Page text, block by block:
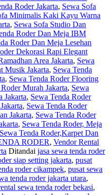
Roder Jakarta, Sewa Sofa
Minimalis Kaki Kayu Warna
, Sewa Sofa Studio Dan
Roder Dan Meja IBM
Roder Dan Meja Lesehan
Dekorasi Rapi Elegant
Area Jakarta, Sewa
Musik Jakarta, Sewa Tenda
, Sewa Tenda Roder Flooring
Murah Jakarta, Sewa
Jakarta, Sewa Tenda Roder
, Sewa Tenda Roder
Jakarta, Sewa Tenda Roder
, Sewa Tenda Roder, Meja
Sewa Tenda Roder,Karpet Dan
RODER, Vendor Rental
Ditandai jasa sewa tenda roder
siap setting jakarta, pusat
roder cikampek, pusat sewa
tenda roder jakarta utara,
sewa tenda roder bekasi,